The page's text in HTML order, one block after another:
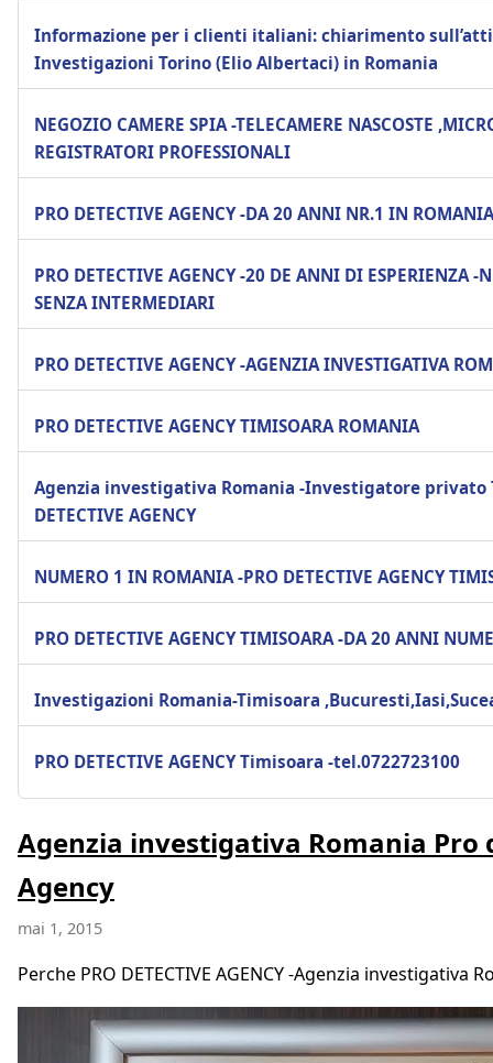
Informazione per i clienti italiani: chiarimento
Investigazioni Torino (Elio Albertaci) in Romania
NEGOZIO CAMERE SPIA -TELECAMERE NASCOSTE
REGISTRATORI PROFESSIONALI
PRO DETECTIVE AGENCY -DA 20 ANNI NR.1 IN ROMANIA
PRO DETECTIVE AGENCY -20 DE ANNI DI ESPERIENZA -
SENZA INTERMEDIARI
PRO DETECTIVE AGENCY -AGENZIA INVESTIGATIVA
PRO DETECTIVE AGENCY TIMISOARA ROMANIA
Agenzia investigativa Romania -Investigatore privato
DETECTIVE AGENCY
NUMERO 1 IN ROMANIA -PRO DETECTIVE AGENCY
PRO DETECTIVE AGENCY TIMISOARA -DA 20 ANNI
Investigazioni Romania-Timisoara
PRO DETECTIVE AGENCY Timisoara -tel.0722723100
Agenzia investigativa Romania Pro
Agency
mai 1, 2015
Perche PRO DETECTIVE AGENCY -Agenzia investigativa